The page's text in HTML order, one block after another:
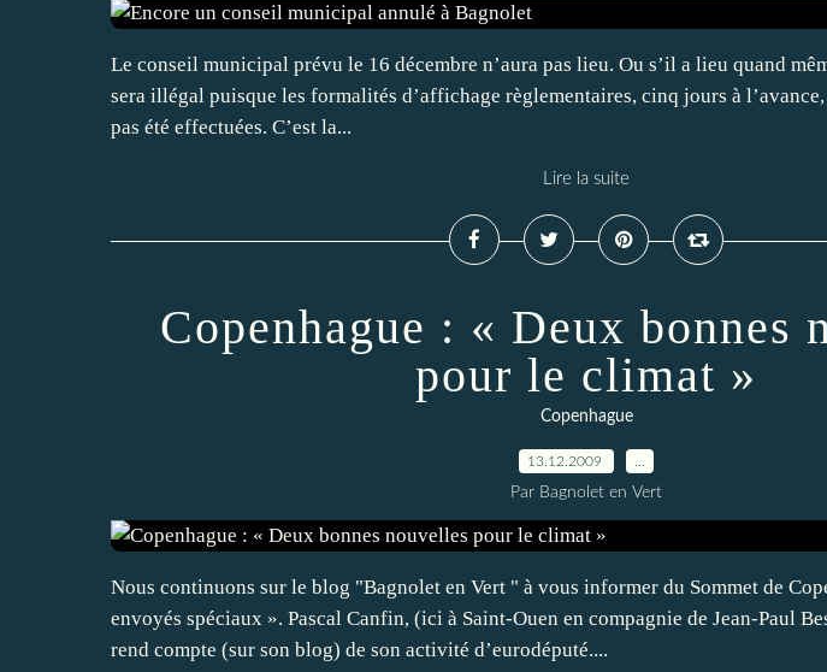
Le conseil municipal prévu le 16 décembre n’aura pas lieu. Ou s’il a lieu quand
sera illégal puisque les formalités d’affichage règlementaires, cinq jours à
pas été effectuées. C’est la...
Lire la suite
Copenhague : « Deux bonnes
pour le climat »
Copenhague
13.12.2009
Par Bagnolet en Vert
Nous continuons sur le blog "Bagnolet en Vert " à vous informer du Sommet de
envoyés spéciaux ». Pascal Canfin, (ici à Saint-Ouen en compagnie de Jean-Paul
rend compte (sur son blog) de son activité d’eurodéputé....